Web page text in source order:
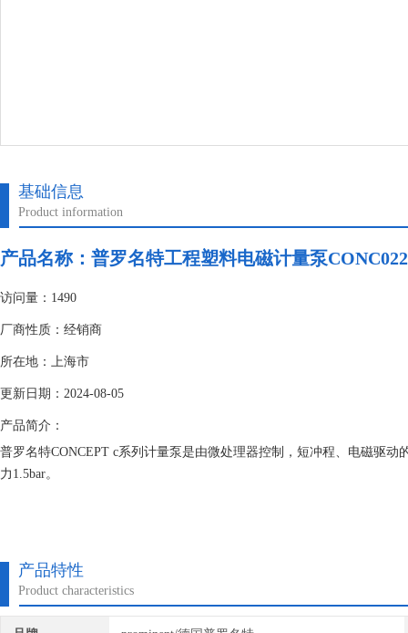
基础信息
Product information
产品名称： 普罗名特工程塑料电磁计量泵
访问量：1490
厂商性质：经销商
所在地：上海市
更新日期：2024-08-05
产品简介：
普罗名特CONCEPT c系列计量泵是由微处理器控制，短冲程、电磁驱
力1.5bar。
产品特性
Product characteristics